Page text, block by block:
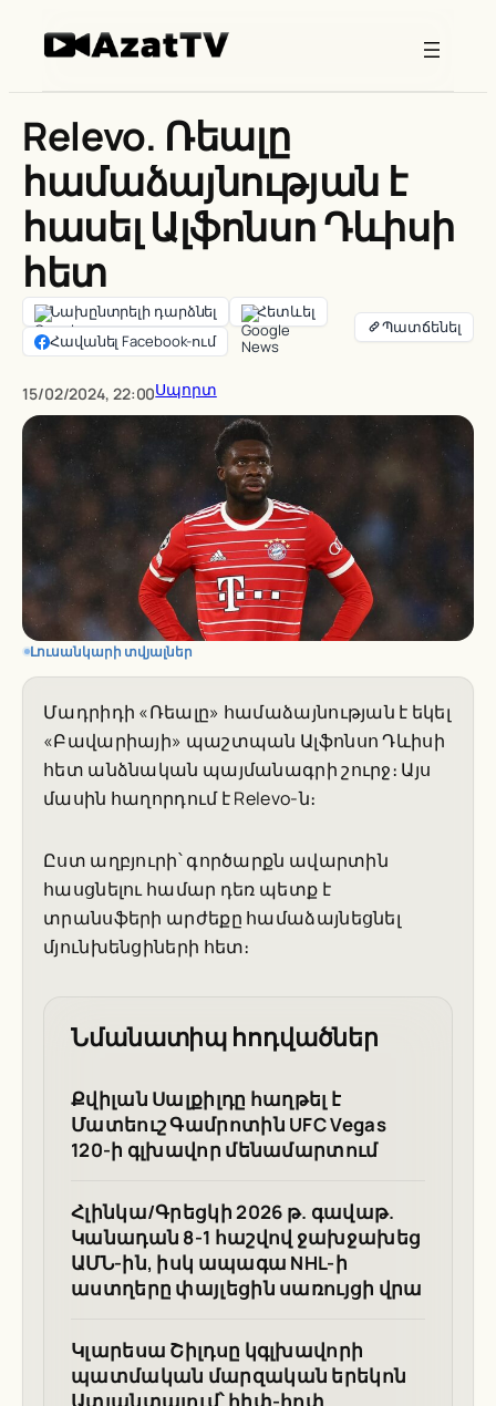
Relevo. Ռեալը
համաձայնության է
հասել Ալֆոնսո Դևիսի
հետ
Նախընտրելի դարձնել
Հետևել
Հավանել Facebook-ում
15/02/2024, 22:00Սպորտ
Լուսանկարի տվյալներ
Մադրիդի «Ռեալը» համաձայնության է եկել
«Բավարիայի» պաշտպան Ալֆոնսո Դևիսի
հետ անձնական պայմանագրի շուրջ։ Այս
մասին հաղորդում է Relevo-ն։
Ըստ աղբյուրի՝ գործարքն ավարտին
հասցնելու համար դեռ պետք է
տրանսֆերի արժեքը համաձայնեցնել
մյունխենցիների հետ։
Նմանատիպ հոդվածներ
Քվիլան Սալքիլդը հաղթել է
Մատեուշ Գամրոտին UFC Vegas
120-ի գլխավոր մենամարտում
Հլինկա/Գրեցկի 2026 թ. գավաթ.
Կանադան 8-1 հաշվով ջախջախեց
ԱՄՆ-ին, իսկ ապագա NHL-ի
աստղերը փայլեցին սառույցի վրա
Կլարեսա Շիլդսը կգլխավորի
պատմական մարզական երեկոն
Ատլանտայում՝ հիփ-հոփ